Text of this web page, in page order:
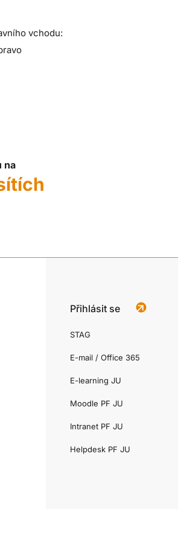
vchodu:
na
Přihlásit se
STAG
E-mail / Office 365
E-learning JU
Moodle PF JU
Intranet PF JU
Helpdesk PF JU